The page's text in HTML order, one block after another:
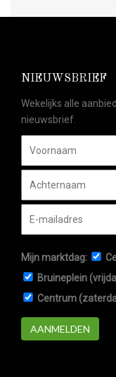
NIEUWSBRIEF
Wekelijks alle
nieuwsbrief.
Mijn marktdag:
Bruineplein
Centrum
AANMELDEN